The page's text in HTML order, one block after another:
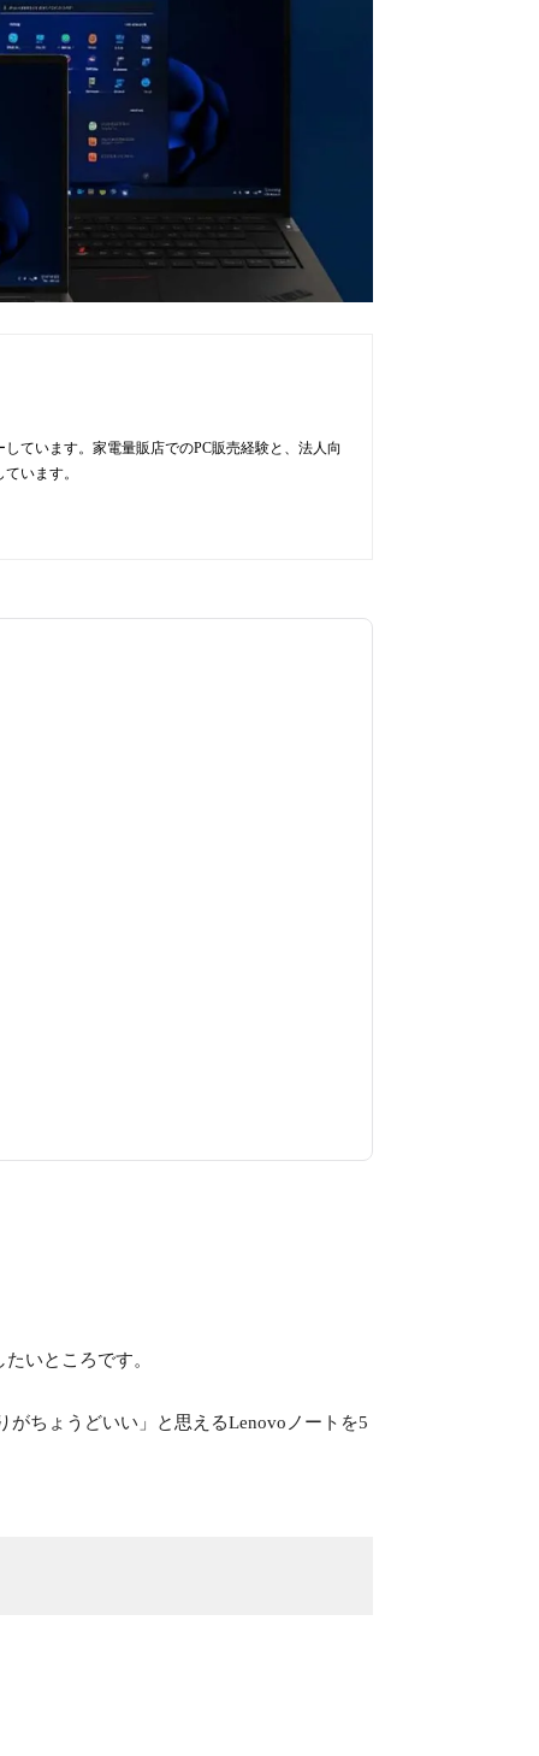
ています。家電量販店でのPC販売経験と、法人向
います。
いところです。
がちょうどいい」と思えるLenovoノートを5